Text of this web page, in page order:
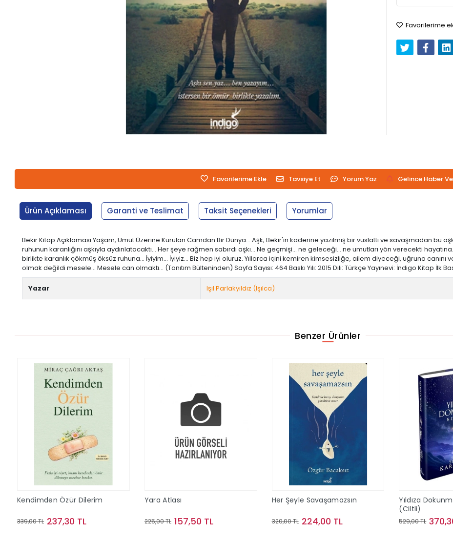
Favorilerime
Favorilerime Ekle Tavsiye Et Yorum Yaz Gelince Haber
Ürün Açıklaması Garanti ve Teslimat Taksit Seçenekleri Yorumlar
Bekir Kitap Açıklaması Yaşam, Umut Üzerine Kurulan Camdan Bir Dünya… Aşk; Bekir'in kaderine yazılmış bir vuslattı ve savaşmadan bu
ruhunun karanlığını aşkıyla aydınlatacaktı... Her şeye rağmen sabırdı aşkı... Ne geçmişi... ne geleceği... ne umutları yön verecekti
birlikte karanlık çökmüş öksüz ruhuna... İyiyim... İyiyiz... Biz hep iyi oluruz. Yıllarca içini kemiren kimsesizliğe, ailem diyeceği, uğruna
olmak değildi mesele... Mesele can olmaktı... (Tanıtım Bülteninden) Sayfa Sayısı: 464 Baskı Yılı: 2015 Dili: Türkçe Yayınevi: İndigo Kitap İlk
Yazar Işıl Parlakyıldız (Işılca)
Benzer Ürünler
Kendimden Özür Dilerim
339,00 TL 237,30 TL
Yara Atlası
225,00 TL 157,50 TL
Her Şeyle Savaşamazsın
320,00 TL 224,00 TL
Yıldıza
(Ciltli)
529,00 TL